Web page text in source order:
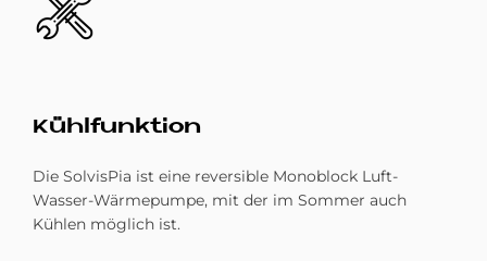
Kühl­funk­ti­on
Die SolvisPia ist eine reversible Monoblock Luft-
Wasser-Wärmepumpe, mit der im Sommer auch
Kühlen möglich ist.